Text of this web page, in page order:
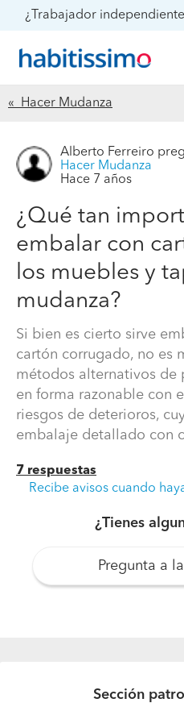
¿Trabajador
« Hacer Mudanza
¿Qué tan importante es
Si bien es cierto sirve
corrugado, no es menos
alternativos de protección
razonable con el objetivo
deterioros, cuyo costo es
Alberto Ferreiro
Hacer Mudanza
Hace 7 años
¿Qué tan
embalar con
los muebles y
mudanza?
Si bien es cierto sirve
cartón corrugado, no es
métodos alternativos de
en forma razonable con
riesgos de deterioros,
embalaje detallado con
7 respuestas
Recibe avisos cuando
¿Tienes
Pregunta a
Sección